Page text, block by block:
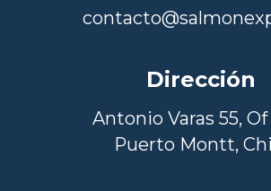
Dirección
Antonio Varas 55,
Puerto Montt,